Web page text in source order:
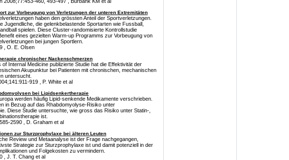
zur Vorbeugung von Verletzungen der unteren Extremitäten
haben den grössten Anteil der Sportverletzungen.
Jugendliche, die gelenkbelastende Sportarten wie Fussball,
spielen. Diese Cluster-randomisierte Kontrollstudie
eines gezielten Warm-up Programms zur Vorbeugung von
bei jungen Sportlern.
, O. E. Olsen
chronischer Nackenschmerzen
of Internal Medicine publizierte Studie hat die Effektivität der
Akupunktur bei Patienten mit chronischen, mechanischen
untersucht.
919 , P. White et al
bei Lipidsenkertherapie
werden häufig Lipid-senkende Medikamente verschrieben.
in Bezug auf das Rhabdomyolyse-Risiko unter
Diese Studie untersuchte, wie gross das Risiko unter Statin-,
ist.
2590 , D. Graham et al
zur Sturzprophylaxe bei älteren Leuten
Review und Metaanalyse ist der Frage nachgegangen,
Strategie zur Sturzprophylaxe ist und damit potenziell in der
und Folgekosten zu vermindern.
, J. T. Chang et al